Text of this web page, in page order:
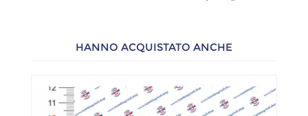
HANNO ACQUISTATO ANCHE